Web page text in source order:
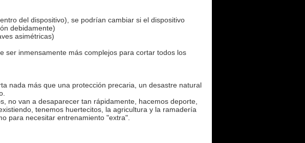
del dispositivo), se podrían cambiar si el dispositivo
debidamente)
asimétricas)
ser inmensamente más complejos para cortar todos los
nada más que una protección precaria, un desastre natural
no van a desaparecer tan rápidamente, hacemos deporte,
tenemos huertecitos, la agricultura y la ramadería
para necesitar entrenamiento "extra".